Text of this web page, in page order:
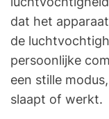
dat het
de
persoonlijke
een stille
slaapt of werkt.